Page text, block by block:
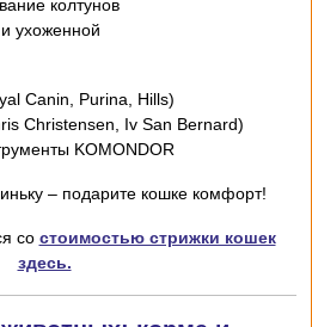
колтунов
ухоженной
Canin, Purina, Hills)
Christensen, Iv San Bernard)
KOMONDOR
– подарите кошке комфорт!
со стоимостью стрижки кошек
здесь.